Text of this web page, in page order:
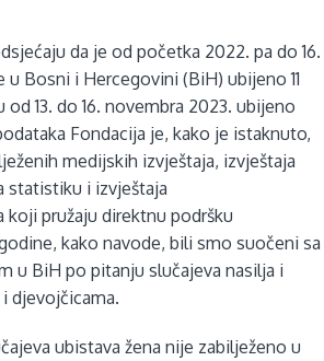
da je od početka 2022. pa do 16.
Bosni i Hercegovini (BiH) ubijeno 11
13. do 16. novembra 2023. ubijeno
Fondacija je, kako je istaknuto,
medijskih izvještaja, izvještaja
statistiku i izvještaja
pružaju direktnu podršku
kako navode, bili smo suočeni sa
u BiH po pitanju slučajeva nasilja i
djevojčicama.
ubistava žena nije zabilježeno u